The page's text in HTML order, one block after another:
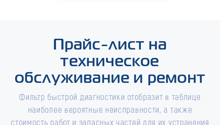
Прайс-лист на
техническое
обслуживание и ремонт
Фильтр быстрой диагностики отобразит в таблице
наиболее вероятные неисправности, а также
стоимость работ и запасных частей для их устранения